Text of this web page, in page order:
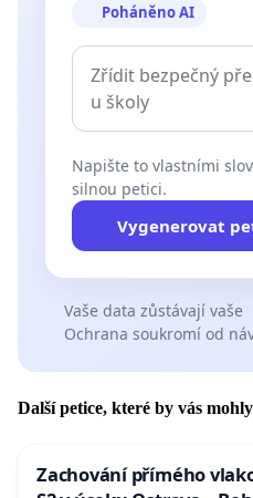
Poháněno AI
Napište to vlastními
silnou petici.
Vygenerovat
Vaše data zůstávají vaše
Ochrana soukromí od
Další petice, které by vás
Zachování přímého